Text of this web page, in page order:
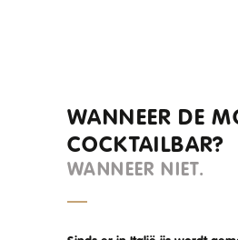
WANNEER DE
COCKTAILBAR?
WANNEER NIET.